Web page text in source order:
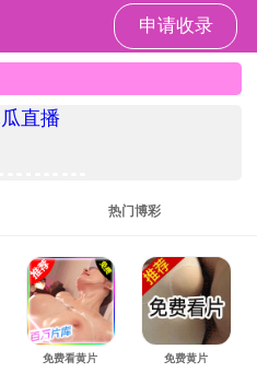
>
电子信息